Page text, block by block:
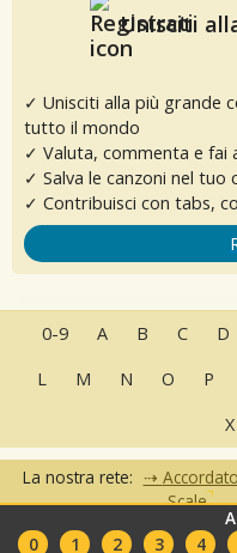
0
1 2 3 4
Unisciti
✓ Unisciti alla più grande
tutto il mondo
✓ Valuta, commenta e fai
✓ Salva le canzoni nel tuo
✓ Contribuisci con tabs,
0-9 A B C D
L
M N O P
X
La nostra rete:
Scale
FAQ•Contatti•